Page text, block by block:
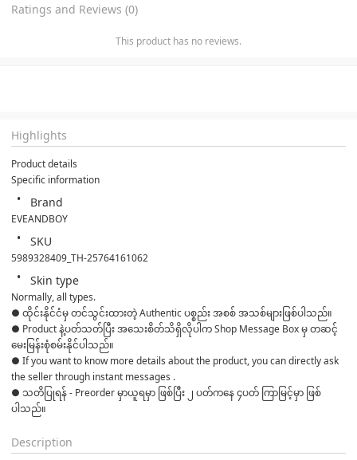
Ratings and Reviews (0)
This product has no reviews.
Highlights
Product details
Specific information
Brand
EVEANDBOY
SKU
5989328409_TH-25764161062
Skin type
Normally, all types.
● ထိုင်းနိုင်ငံမှ တင်သွင်းထားတဲ့ Authentic ပစ္စည်း အစစ် အသစ်များဖြစ်ပါသည်။
● Product နဲ့ပတ်သတ်ပြီး အသေးစိတ်သိရှိလိုပါက Shop Message Box မှ တဆင့်
မေးမြန်းစုံစမ်းနိုင်ပါသည်။
● If you want to know more details about the product, you can directly ask
the seller through instant messages .
● သတိပြုရန် - Preorder မှာယူရမှာ ဖြစ်ပြီး ၂ ပတ်ကနေ ၄ပတ် ကြာမြင့်မှာ ဖြစ်
ပါသည်။
Description